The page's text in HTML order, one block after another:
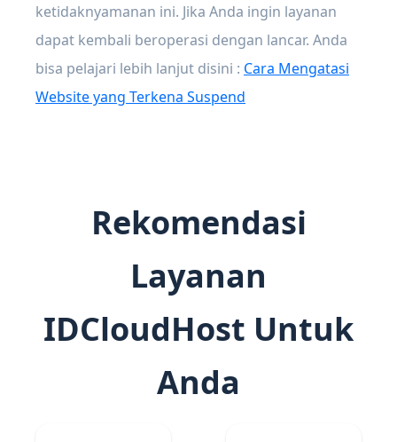
ketidaknyamanan ini. Jika Anda ingin layanan
dapat kembali beroperasi dengan lancar. Anda
bisa pelajari lebih lanjut disini : Cara Mengatasi
Website yang Terkena Suspend
Rekomendasi
Layanan
IDCloudHost Untuk
Anda